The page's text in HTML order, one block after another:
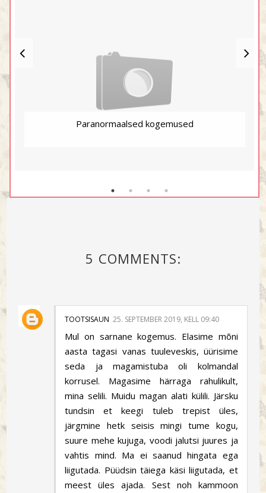
Paranormaalsed kogemused
5 COMMENTS:
TOOTSISAUN 25. SEPTEMBER 2019, KELL 09:40
Mul on sarnane kogemus. Elasime mõni
aasta tagasi vanas tuuleveskis, üürisime
seda ja magamistuba oli kolmandal
korrusel. Magasime härraga rahulikult,
mina selili. Muidu magan alati külili. Järsku
tundsin et keegi tuleb trepist üles,
järgmine hetk seisis mingi tume kogu,
suure mehe kujuga, voodi jalutsi juures ja
vahtis mind. Ma ei saanud hingata ega
liigutada. Püüdsin täiega käsi liigutada, et
meest üles ajada. Sest noh kammoon